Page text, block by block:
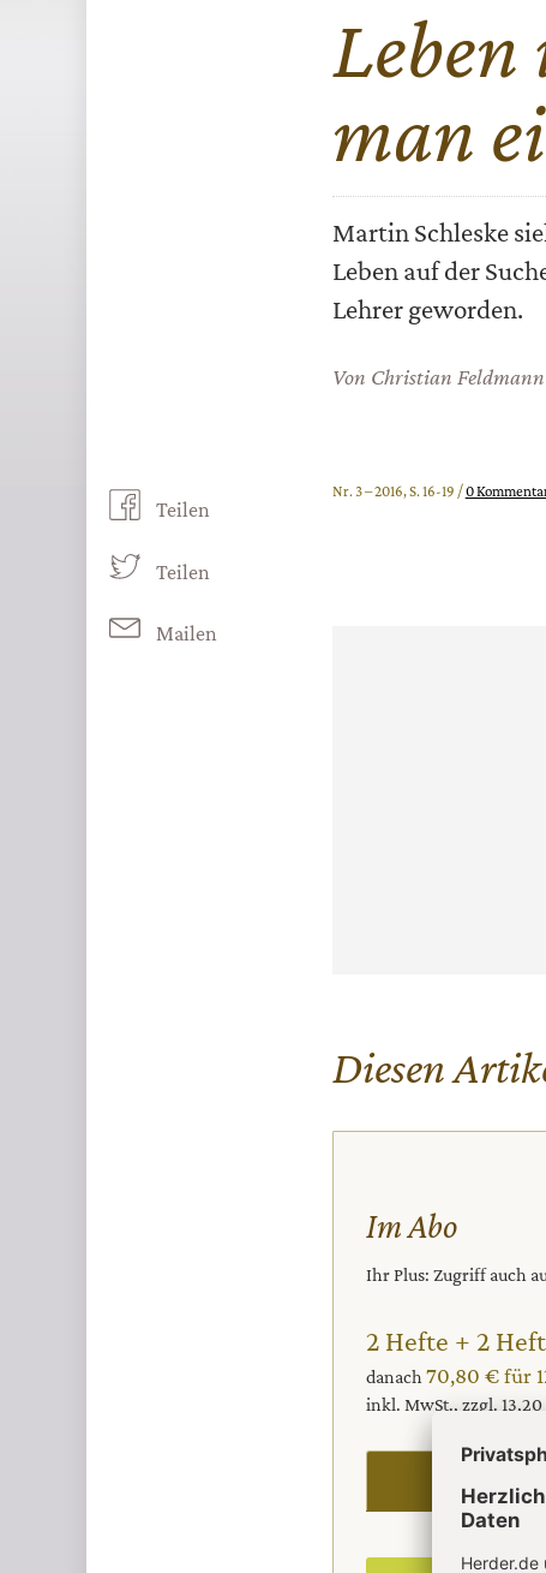
man
Martin Schleske
Leben auf der
Lehrer geworden.
Von Christian Feldmann
Nr. 3 – 2016, S. 16-19 /0
Diesen
Im Abo
Ihr Plus: Zugriff auch
2 Hefte + 2
danach 70,80 € für
inkl. MwSt., zzgl.
Teilen
Teilen
Mailen